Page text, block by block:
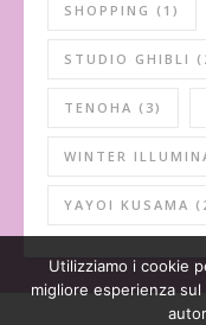
SHOPPING (1)
STUDIO GHIBLI
TENOHA (3)
WINTER
YAYOI KUSAMA
Utilizziamo i cookie
migliore esperienza